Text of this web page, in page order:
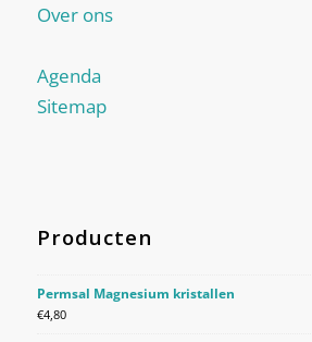
Over ons
Agenda
Sitemap
Producten
Permsal Magnesium kristallen
€4,80